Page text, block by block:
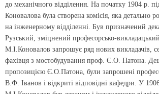
до механічного відділення. На початку 1904 р.
Коновалова була створена комісія, яка детально
на інженерному відділенні. Був призначений
Рузський, зміцнений професорсько-
М.І.Коновалов запрошує ряд нових викладачів,
фахівця з мостобудування проф. Є.О. Патона.
пропозицією Є.О.Патона, були запрошені
В.Ф. Іванов і відкриті відповідні кафедри. У